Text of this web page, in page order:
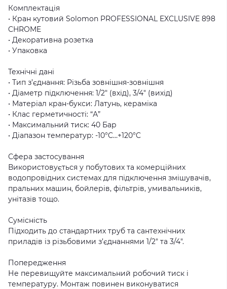
Комплектація
• Кран кутовий Solomon PROFESSIONAL EXCLUSIVE 898
CHROME
• Декоративна розетка
• Упаковка
Технічні дані
• Тип з’єднання: Різьба зовнішня-зовнішня
• Діаметр підключення: 1/2″ (вхід), 3/4″ (вихід)
• Матеріал кран-букси: Латунь, кераміка
• Клас герметичності: “А”
• Максимальний тиск: 40 Бар
• Діапазон температур: -10°C…+120°C
Сфера застосування
Використовується у побутових та комерційних
водопровідних системах для підключення змішувачів,
пральних машин, бойлерів, фільтрів, умивальників,
унітазів тощо.
Сумісність
Підходить до стандартних труб та сантехнічних
приладів із різьбовими з’єднаннями 1/2″ та 3/4″.
Попередження
Не перевищуйте максимальний робочий тиск і
температуру. Монтаж повинен виконуватися